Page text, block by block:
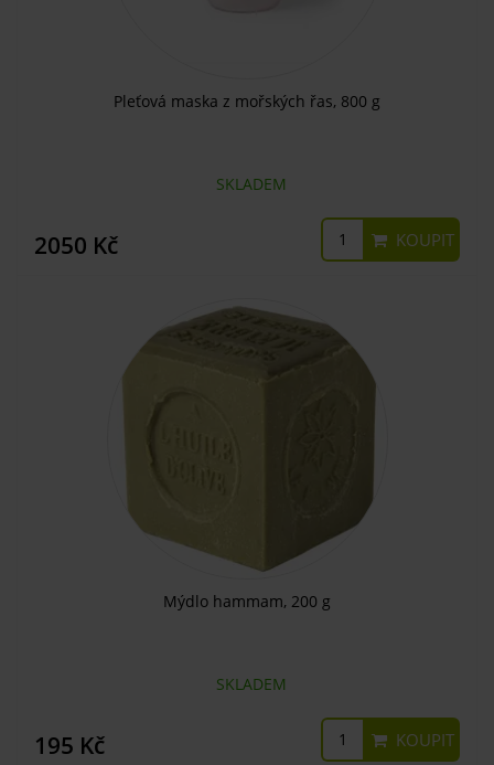
Pleťová maska z mořských řas, 800 g
SKLADEM
2050 Kč KOUPIT
Mýdlo hammam, 200 g
SKLADEM
195 Kč KOUPIT